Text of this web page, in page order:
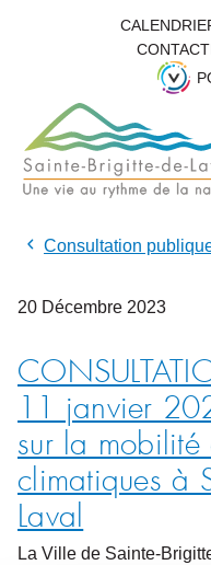
Consultation
20 Décembre 2023
11 janvier
sur la mobilité
climatiques à
Laval
La Ville de Sainte-